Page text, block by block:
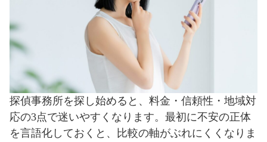
探偵事務所を探し始めると、料金・信頼性・地域対
応の3点で迷いやすくなります。最初に不安の正体
を言語化しておくと、比較の軸がぶれにくくなりま